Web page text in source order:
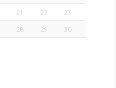
21 22 23
28 29 30